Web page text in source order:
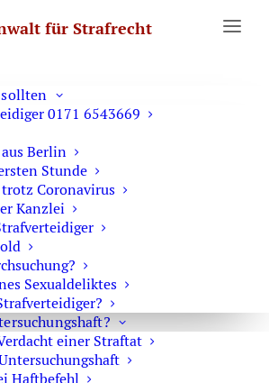
für Strafrecht
sollten
0171 6543669
Berlin
Stunde
Coronavirus
Kanzlei
Sexualdeliktes
einer Straftat
Haftbefehl
Archive by Category "Berufung und Revision"
RA Ulrich Dost-Roxin
Revision
mit
der
können. Sie unterscheiden
Auf meiner Webseite